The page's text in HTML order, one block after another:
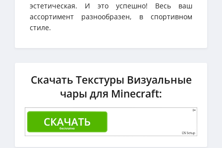
эстетическая. И это успешно! Весь ваш
ассортимент разнообразен, в спортивном
стиле.
Скачать Текстуры Визуальные
чары для Minecraft: